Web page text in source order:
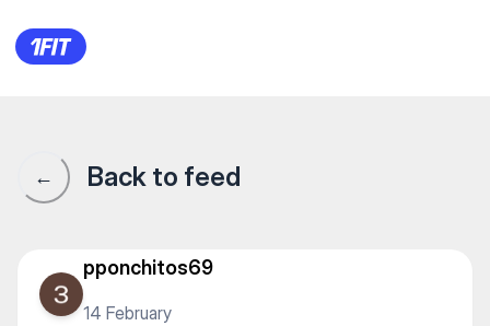
«МеSто Sилы с
← Back to feed
pponchitos69
14 February